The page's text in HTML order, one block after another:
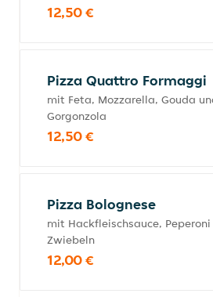
12,50 €
Pizza Quattro Formaggi
mit Feta, Mozzarella, Gouda
Gorgonzola
12,50 €
Pizza Bolognese
mit Hackfleischsauce, Peperoni
Zwiebeln
12,00 €